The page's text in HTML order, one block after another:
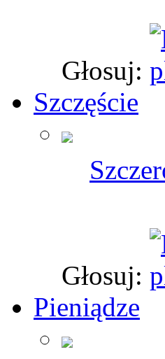
Głosuj:
Szczęście
Głosuj:
Pieniądze